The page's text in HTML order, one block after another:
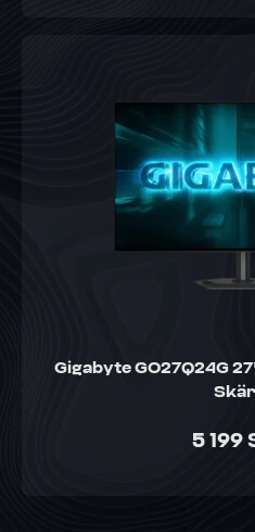
Gigabyte GO27Q24G
5 199